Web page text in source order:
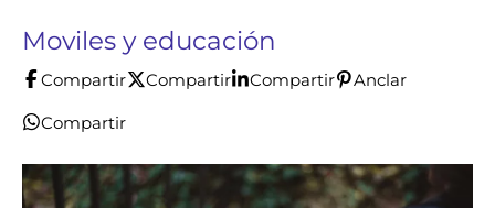
Moviles y educación
Compartir Compartir Compartir Anclar
Compartir